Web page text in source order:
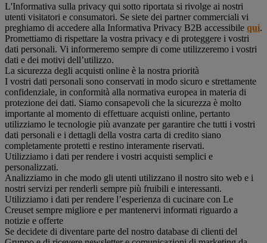
L'Informativa sulla privacy qui sotto riportata si rivolge ai nostri
utenti visitatori e consumatori. Se siete dei partner commerciali vi
preghiamo di accedere alla Informativa Privacy B2B accessibile qui.
Promettiamo di rispettare la vostra privacy e di proteggere i vostri
dati personali. Vi informeremo sempre di come utilizzeremo i vostri
dati e dei motivi dell’utilizzo.
La sicurezza degli acquisti online è la nostra priorità
I vostri dati personali sono conservati in modo sicuro e strettamente
confidenziale, in conformità alla normativa europea in materia di
protezione dei dati. Siamo consapevoli che la sicurezza è molto
importante al momento di effettuare acquisti online, pertanto
utilizziamo le tecnologie più avanzate per garantire che tutti i vostri
dati personali e i dettagli della vostra carta di credito siano
completamente protetti e restino interamente riservati.
Utilizziamo i dati per rendere i vostri acquisti semplici e
personalizzati.
Analizziamo in che modo gli utenti utilizzano il nostro sito web e i
nostri servizi per renderli sempre più fruibili e interessanti.
Utilizziamo i dati per rendere l’esperienza di cucinare con Le
Creuset sempre migliore e per mantenervi informati riguardo a
notizie e offerte
Se decidete di diventare parte del nostro database di clienti del